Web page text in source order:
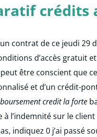
crédits
contrat de ce jeudi 29
d’accès gratuit
être conscient que
et d’un crédit-
credit la forte
à l’indemnité sur le
indiquez 0 j’ai passé